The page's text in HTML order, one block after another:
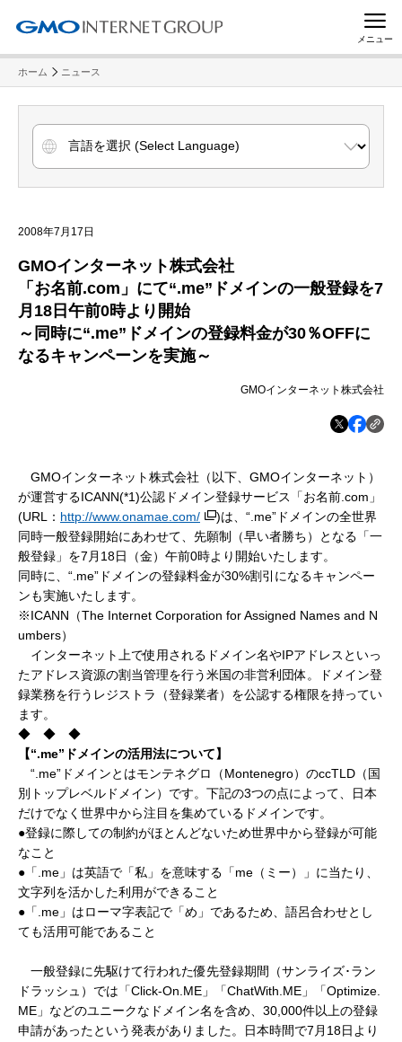
メニュー
ホーム ニュース
2008年7月17日
GMOインターネット株式会社
「お名前.com」にて“.me”ドメインの一般登録を7
月18日午前0時より開始
～同時に“.me”ドメインの登録料金が30％OFFに
なるキャンペーンを実施～
GMOインターネット株式会社
GMOインターネット株式会社（以下、GMOインターネット）
が運営するICANN(*1)公認ドメイン登録サービス「お名前.com」
(URL： http://www.onamae.com/
)は、“.me”ドメインの全世界
同時一般登録開始にあわせて、先願制（早い者勝ち）となる「一
般登録」を7月18日（金）午前0時より開始いたします。
同時に、“.me”ドメインの登録料金が30%割引になるキャンペー
ンも実施いたします。
※ICANN（The Internet Corporation for Assigned Names and N
umbers）
インターネット上で使用されるドメイン名やIPアドレスといっ
たアドレス資源の割当管理を行う米国の非営利団体。ドメイン登
録業務を行うレジストラ（登録業者）を公認する権限を持ってい
ます。
◆ ◆ ◆
【“.me” ドメインの活用法について】
“.me”ドメインとはモンテネグロ（Montenegro）のccTLD（国
別トップレベルドメイン）です。下記の3つの点によって、日本
だけでなく世界中から注目を集めているドメインです。
●登録に際しての制約がほとんどないため世界中から登録が可能
なこと
● 「.me」は英語で「私」を意味する「me（ミー）」に当たり、
文字列を活かした利用ができること
● 「.me」はローマ字表記で「め」であるため、語呂合わせとし
ても活用可能であること
一般登録に先駆けて行われた優先登録期間（サンライズ･ラン
ドラッシュ）では「Click-On.ME」「ChatWith.ME」「Optimize.
ME」などのユニークなドメイン名を含め、30,000件以上の登録
申請があったという発表がありました。日本時間で7月18日より